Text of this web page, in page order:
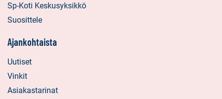
Sp-Koti Keskusyksikkö
Suosittele
Ajankohtaista
Uutiset
Vinkit
Asiakastarinat